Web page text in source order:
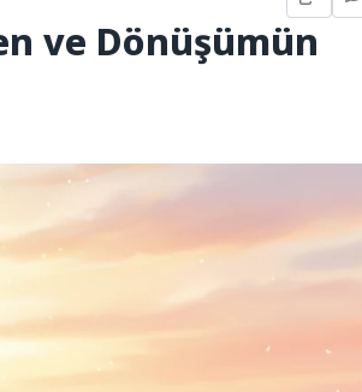
ve Dönüşümün